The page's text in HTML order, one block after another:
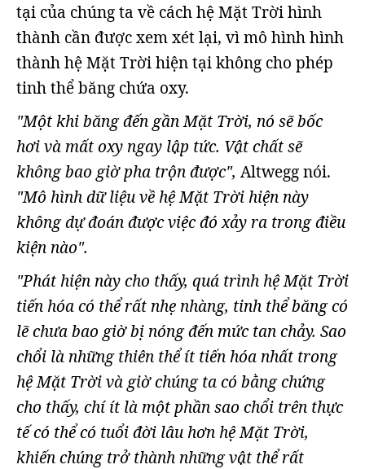
tại của chúng ta về cách hệ Mặt Trời hình
thành cần được xem xét lại, vì mô hình hình
thành hệ Mặt Trời hiện tại không cho phép
tinh thể băng chứa oxy.
"Một khi băng đến gần Mặt Trời, nó sẽ bốc
hơi và mất oxy ngay lập tức. Vật chất sẽ
không bao giờ pha trộn được", Altwegg nói.
"Mô hình dữ liệu về hệ Mặt Trời hiện này
không dự đoán được việc đó xảy ra trong điều
kiện nào".
"Phát hiện này cho thấy, quá trình hệ Mặt Trời
tiến hóa có thể rất nhẹ nhàng, tinh thể băng có
lẽ chưa bao giờ bị nóng đến mức tan chảy. Sao
chổi là những thiên thể ít tiến hóa nhất trong
hệ Mặt Trời và giờ chúng ta có bằng chứng
cho thấy, chí ít là một phần sao chổi trên thực
tế có thể có tuổi đời lâu hơn hệ Mặt Trời,
khiến chúng trở thành những vật thể rất